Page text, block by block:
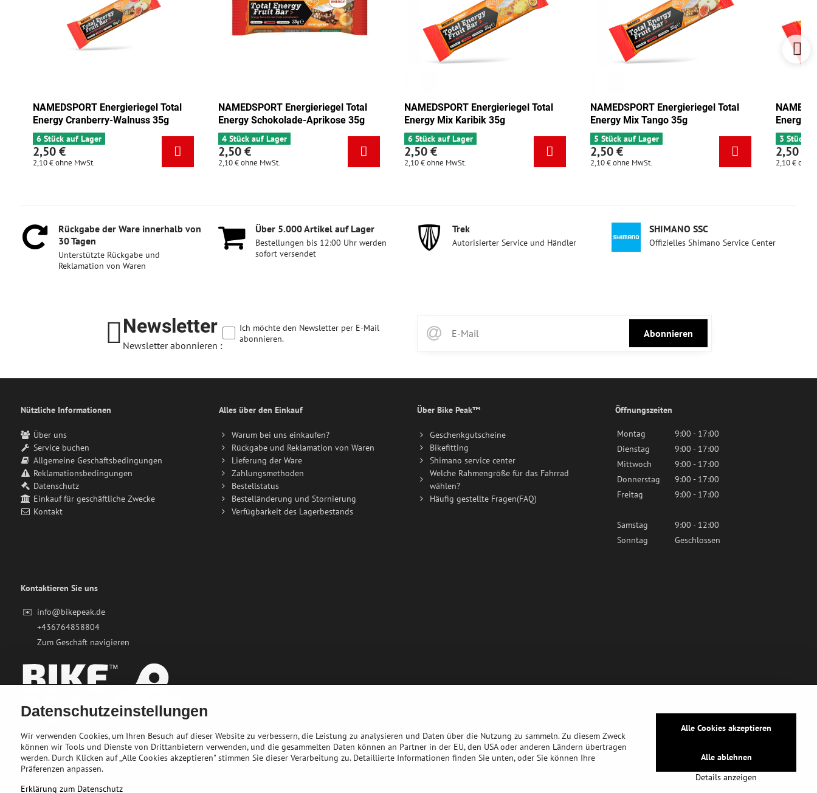
Total
NAMEDSPORT Energieriegel Total
Energy Schokolade-Aprikose 35g
4 Stück auf Lager
2,10 €ohne MwSt.
NAMEDSPORT Energieriegel Total
Energy Mix Karibik 35g
6 Stück auf Lager
2,10 €ohne MwSt.
NAMEDSPORT Energieriegel Total
Energy Mix Tango 35g
5 Stück auf Lager
2,10 €ohne MwSt.
NAMEDSPORT Energieriegel Total
Energy Pistazie 35g
3 Stück auf Lager
2,10 €ohne MwSt.
Rückgabe der Ware innerhalb von
30 Tagen
Unterstützte Rückgabe und
Reklamation von Waren
Über 5​.000 Artikel auf Lager
Bestellungen bis 12:00 Uhr werden
sofort versendet
Trek
Autorisierter Service und Händler
SHIMANO SSC
Offizielles Shimano Service Center
Newsletter
Newsletter abonnieren :
Abonnieren
Ich möchte den Newsletter per E-Mail
abonnieren.
Nützliche Informationen
Über uns
Service buchen
Allgemeine Geschäftsbedingungen
Reklamationsbedingungen
Datenschutz
Einkauf für geschäftliche Zwecke
Kontakt
Alles über den Einkauf
Warum bei uns einkaufen?
Rückgabe und Reklamation von Waren
Lieferung der Ware
Zahlungsmethoden
Bestellstatus
Bestelländerung und Stornierung
Verfügbarkeit des Lagerbestands
Über Bike Peak™
Geschenkgutscheine
Bikefitting
Shimano service center
Welche Rahmengröße für das Fahrrad
wählen?
Häufig gestellte Fragen(FAQ)
Öffnungszeiten
Montag
9:00 - 17:00
Dienstag
9:00 - 17:00
Mittwoch
9:00 - 17:00
Donnerstag
9:00 - 17:00
Freitag
9:00 - 17:00
Samstag
9:00 - 12:00
Sonntag
Geschlossen
Kontaktieren Sie uns
✉️ info@bikepeak.de
+436764858804
Zum Geschäft navigieren
Datenschutzeinstellungen
Wir verwenden Cookies, um Ihren Besuch auf dieser Website zu verbessern, die Leistung zu analysieren und Daten über die Nutzung zu sammeln. Zu diesem Zweck
können wir Tools und Dienste von Drittanbietern verwenden, und die gesammelten Daten können an Partner in der EU, den USA oder anderen Ländern übertragen
werden. Durch Klicken auf „Alle Cookies akzeptieren" stimmen Sie dieser Verarbeitung zu. Detaillierte Informationen finden Sie unten, oder Sie können Ihre
Präferenzen anpassen.
Erklärung zum Datenschutz
Details anzeigen
Alle Cookies akzeptieren
Alle ablehnen